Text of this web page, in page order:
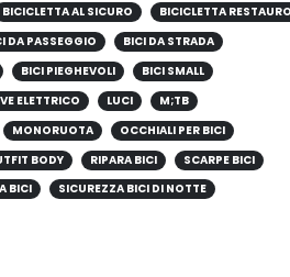
BICICLETTA AL SICURO
BICICLETTA RESTAURO
DA PASSEGGIO
BICI DA STRADA
BICI PIEGHEVOLI
BICI SMALL
ELETTRICO LUCI
M;TB
MONORUOTA
OCCHIALI PER BICI
BODY RIPARA BICI
SCARPE BICI
BICI SICUREZZA BICI DI NOTTE